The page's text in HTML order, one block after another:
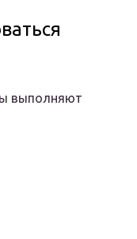
выполняют